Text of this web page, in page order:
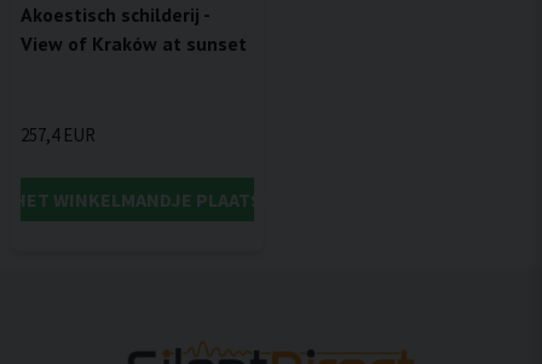
Akoestisch schilderij -
View of Kraków at sunset
257,4 EUR
HET WINKELMANDJE PLAATSEN